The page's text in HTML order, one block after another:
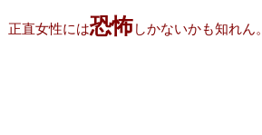
正直女性には恐怖しかないかも知れん。